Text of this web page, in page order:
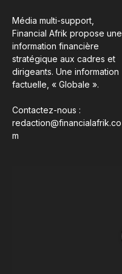
Média multi-support,
Financial Afrik propose une
information financière
stratégique aux cadres et
dirigeants. Une information
factuelle, « Globale ».
Contactez-nous :
redaction@financialafrik.co
m